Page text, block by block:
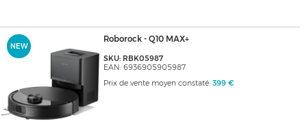
NEW
Roborock - Q10 MAX+
SKU: RBK05987
EAN: 6936905905987
Prix de vente moyen constaté: 399 €